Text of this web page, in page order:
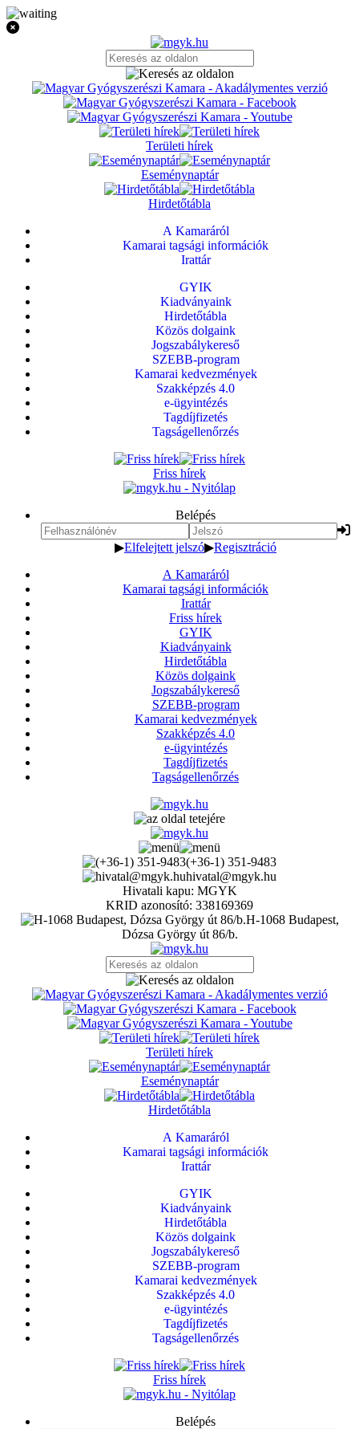
Területi hírek
Eseménynaptár
Hirdetőtábla
A Kamaráról
Kamarai tagsági információk
Irattár
GYIK
Kiadványaink
Hirdetőtábla
Közös dolgaink
Jogszabálykereső
SZEBB-program
Kamarai kedvezmények
Szakképzés 4.0
e-ügyintézés
Tagdíjfizetés
Tagságellenőrzés
Friss hírek
Belépés
▶Elfelejtett jelszó▶Regisztráció
A Kamaráról
Kamarai tagsági információk
Irattár
Friss hírek
GYIK
Kiadványaink
Hirdetőtábla
Közös dolgaink
Jogszabálykereső
SZEBB-program
Kamarai kedvezmények
Szakképzés 4.0
e-ügyintézés
Tagdíjfizetés
Tagságellenőrzés
(+36-1) 351-9483
hivatal@mgyk.hu
Hivatali kapu: MGYK
KRID azonosító: 338169369
H-1068 Budapest,
Dózsa György út 86/b.
Területi hírek
Eseménynaptár
Hirdetőtábla
A Kamaráról
Kamarai tagsági információk
Irattár
GYIK
Kiadványaink
Hirdetőtábla
Közös dolgaink
Jogszabálykereső
SZEBB-program
Kamarai kedvezmények
Szakképzés 4.0
e-ügyintézés
Tagdíjfizetés
Tagságellenőrzés
Friss hírek
Belépés